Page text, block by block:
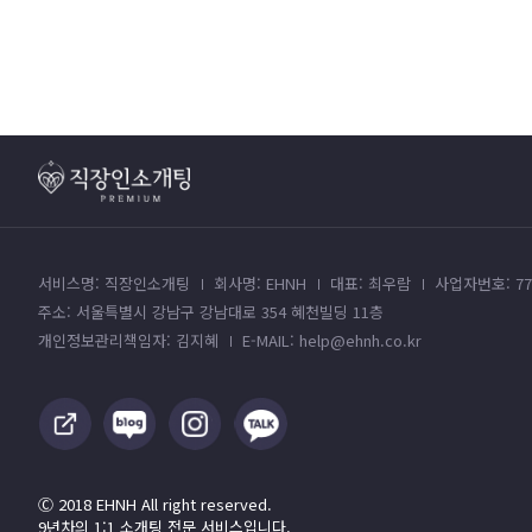
서비스명: 직장인소개팅 회사명: EHNH 대표: 최우람
사업자번호:
주소: 서울특별시 강남구 강남대로 354 혜천빌딩 11층
개인정보관리책임자: 김지혜
E-MAIL: help@ehnh.co.kr
Ⓒ 2018 EHNH All right reserved.
9년차의 1:1 소개팅 전문 서비스입니다.